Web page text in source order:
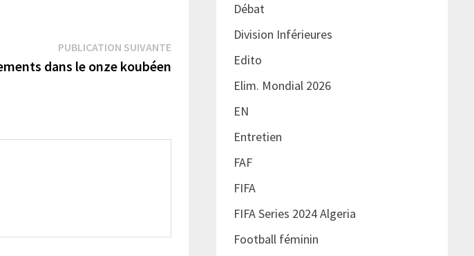
PUBLICATION SUIVANTEPublication
suivante :
dans le onze koubéen
Débat
Division Inférieures
Edito
Elim. Mondial 2026
EN
Entretien
FAF
FIFA
FIFA Series 2024 Algeria
Football féminin